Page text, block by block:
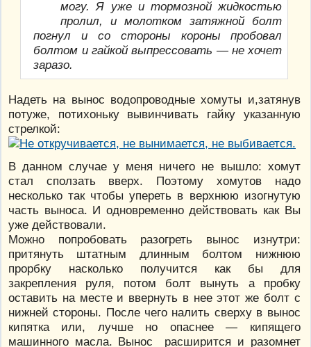
могу. Я уже и тормозной жидкостью
пролил, и молотком затяжной болт
погнул и со стороны короны пробовал
болтом и гайкой выпрессовать — не хочет
заразо.
Надеть на вынос водопроводные хомуты и,затянув
потуже, потихоньку вывинчивать гайку указанную
стрелкой:
В данном случае у меня ничего не вышло: хомут
стал сползать вверх. Поэтому хомутов надо
несколько так чтобы упереть в верхнюю изогнутую
часть выноса. И одновременно действовать как Вы
уже действовали.
Можно попробовать разогреть вынос изнутри:
притянуть штатным длинным болтом нижнюю
прорбку насколько получится как бы для
закрепления руля, потом болт вынуть а пробку
оставить на месте и ввернуть в нее этот же болт с
нижней стороны. После чего налить сверху в вынос
кипятка или, лучше но опаснее — кипящего
машинного масла. Вынос расширится и разомнет